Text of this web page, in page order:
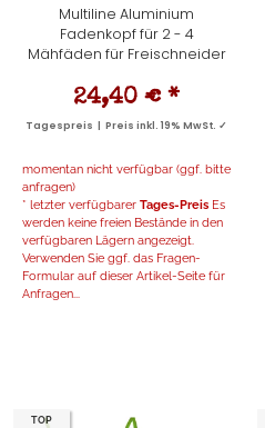
Multiline Aluminium
Fadenkopf für 2 - 4
Mähfäden für Freischneider
24,40 € *
Tagespreis | Preis inkl. 19% MwSt. ✓
momentan nicht verfügbar (ggf. bitte
anfragen)
* letzter verfügbarer Tages-Preis Es
werden keine freien Bestände in den
verfügbaren Lägern angezeigt.
Verwenden Sie ggf. das Fragen-
Formular auf dieser Artikel-Seite für
Anfragen...
TOP